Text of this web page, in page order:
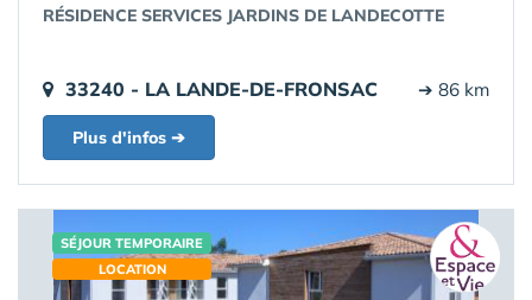
RÉSIDENCE SERVICES JARDINS DE LANDECOTTE
33240 - LA LANDE-DE-FRONSAC ➔ 86 km
Plus d'infos ➔
SÉJOUR TEMPORAIRE
LOCATION